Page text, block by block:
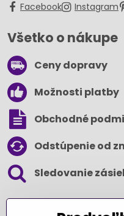
Facebook Instagram
Všetko o nákupe
Ceny dopravy
Možnosti platby
Obchodné
Odstúpenie od
Sledovanie